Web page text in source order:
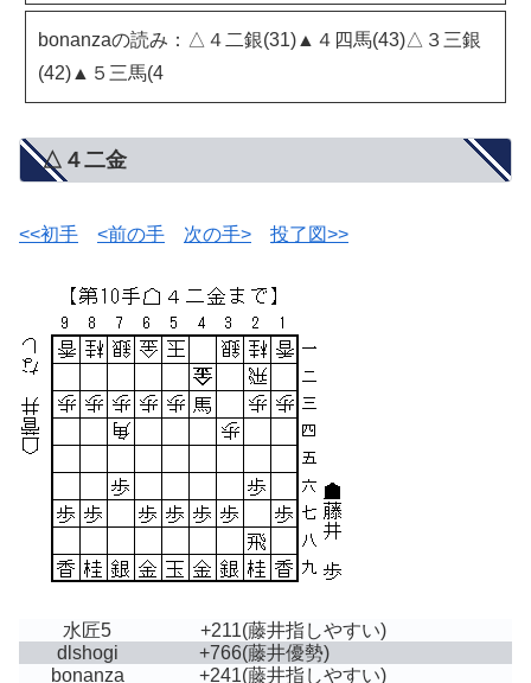
bonanzaの読み：△４二銀(31)▲４四馬(43)△３三銀
(42)▲５三馬(4
△４二金
<<初手 <前の手 次の手> 投了図>>
水匠5 +211(藤井指しやすい)
dlshogi
+766(藤井優勢)
bonanza
+241(藤井指しやすい)